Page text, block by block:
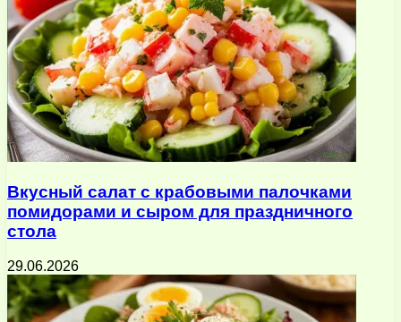
Вкусный салат с крабовыми палочками
помидорами и сыром для праздничного
стола
29.06.2026